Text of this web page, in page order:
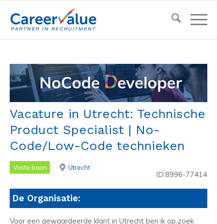
Vacature in Utrecht: Technische
Product Specialist | No-
Code/Low-Code technieken
Vaste baan Utrecht
ID:8996-77414
De Organisatie:
Voor een gewaardeerde klant in Utrecht ben ik op zoek